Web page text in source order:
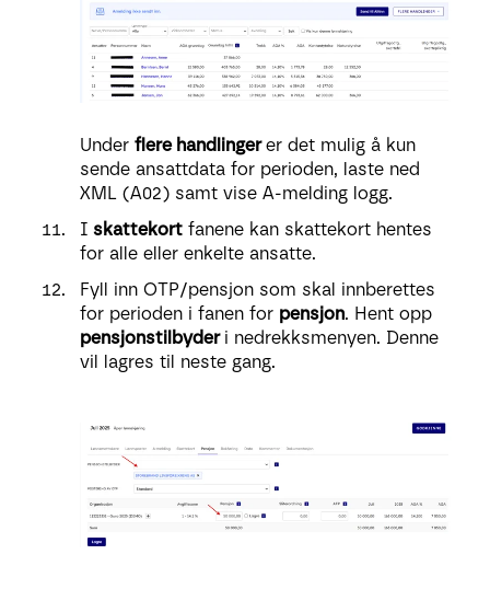
Under flere handlingerer det mulig å kun
sende ansattdata for perioden, laste ned
XML (A02) samt vise A-melding logg.
I skattekort fanene kan skattekort hentes
for alle eller enkelte ansatte.
Fyll inn OTP/pensjon som skal innberettes
for perioden i fanen for pensjon. Hent opp
pensjonstilbyder i nedrekksmenyen. Denne
vil lagres til neste gang.